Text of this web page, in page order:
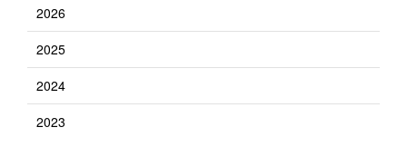
2026
2025
2024
2023